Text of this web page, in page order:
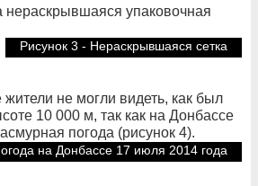
нераскрывшаяся упаковочная
Рисунок 3 - Нераскрывшаяся сетка
не могли видеть, как был
10 000 м, так как на Донбассе
погода (рисунок 4).
на Донбассе 17 июля 2014 года